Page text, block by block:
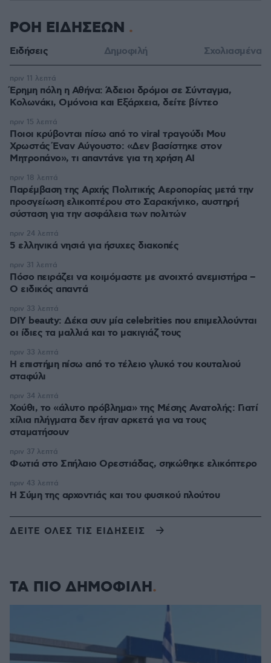
ΡΟΗ ΕΙΔΗΣΕΩΝ
Ειδήσεις Δημοφιλή Σχολιασμένα
Έρημη πόλη η Αθήνα: Άδειοι δρόμοι σε Σύνταγμα,
Κολωνάκι, Ομόνοια και Εξάρχεια, δείτε βίντεο
πριν 11 λεπτά
Ποιοι κρύβονται πίσω από το viral τραγούδι Μου
Χρωστάς Έναν Αύγουστο: «Δεν βασίστηκε στον
Μητροπάνο», τι απαντάνε για τη χρήση AI
πριν 15 λεπτά
Παρέμβαση της Αρχής Πολιτικής Αεροπορίας μετά την
προσγείωση ελικοπτέρου στο Σαρακήνικο, αυστηρή
σύσταση για την ασφάλεια των πολιτών
πριν 18 λεπτά
5 ελληνικά νησιά για ήσυχες διακοπές
πριν 24 λεπτά
Πόσο πειράζει να κοιμόμαστε με ανοιχτό ανεμιστήρα –
Ο ειδικός απαντά
πριν 31 λεπτά
DIY beauty: Δέκα συν μία celebrities που επιμελλούνται
οι ίδιες τα μαλλιά και το μακιγιάζ τους
πριν 33 λεπτά
Η επιστήμη πίσω από το τέλειο γλυκό του κουταλιού
σταφύλι
πριν 33 λεπτά
Χούθι, το «άλυτο πρόβλημα» της Μέσης Ανατολής: Γιατί
χίλια πλήγματα δεν ήταν αρκετά για να τους
σταματήσουν
πριν 34 λεπτά
Φωτιά στο Σπήλαιο Ορεστιάδας, σηκώθηκε ελικόπτερο
πριν 37 λεπτά
Η Σύμη της αρχοντιάς και του φυσικού πλούτου
πριν 43 λεπτά
ΔΕΙΤΕ ΟΛΕΣ ΤΙΣ ΕΙΔΗΣΕΙΣ
ΤΑ ΠΙΟ ΔΗΜΟΦΙΛΗ